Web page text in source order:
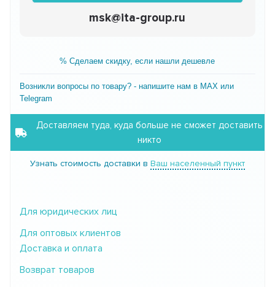
msk@ita-group.ru
% Сделаем скидку, если нашли дешевле
Возникли вопросы по товару? - напишите нам в MAX или
Telegram
Доставляем туда, куда больше не сможет доставить
никто
Узнать стоимость доставки в Ваш населенный пункт
Для юридических лиц
Для оптовых клиентов
Доставка и оплата
Возврат товаров